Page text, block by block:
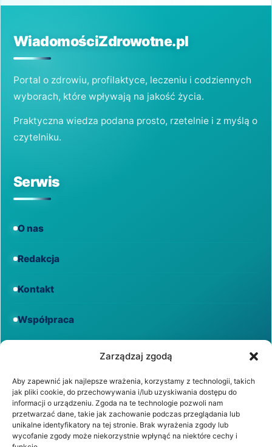
Zarządzaj zgodą
Aby zapewnić jak najlepsze wrażenia, korzystamy z technologii, takich
jak pliki cookie, do przechowywania i/lub uzyskiwania dostępu do
informacji o urządzeniu. Zgoda na te technologie pozwoli nam
przetwarzać dane, takie jak zachowanie podczas przeglądania lub
unikalne identyfikatory na tej stronie. Brak wyrażenia zgody lub
wycofanie zgody może niekorzystnie wpłynąć na niektóre cechy i
WiadomościZdrowotne.pl
Portal o zdrowiu, profilaktyce, leczeniu i codziennych
wyborach, które wpływają na jakość życia.
Praktyczna wiedza podana prosto, rzetelnie i z myślą o
czytelniku.
Serwis
O nas
Redakcja
Kontakt
Współpraca
Regulamin
Polityka prywatności